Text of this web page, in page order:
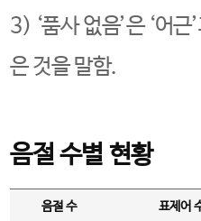
3) ‘품사 없음’은 ‘어
은 것을 말함.
음절 수별 현황
음절 수 표제어